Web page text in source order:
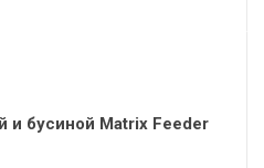
и бусиной Matrix Feeder